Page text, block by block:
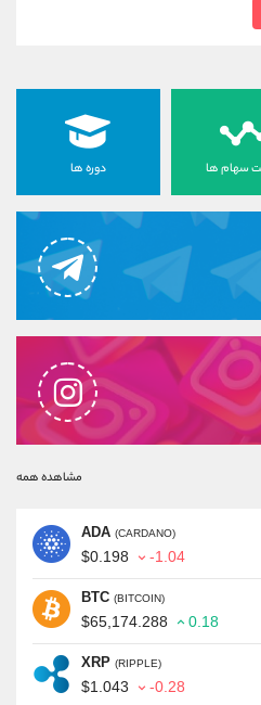
سهام ها دوره ها
مشاهده همه
ADA (CARDANO)
$0.198 -1.04
BTC (BITCOIN)
$65,174.288 0.18
XRP (RIPPLE)
$1.043 -0.28